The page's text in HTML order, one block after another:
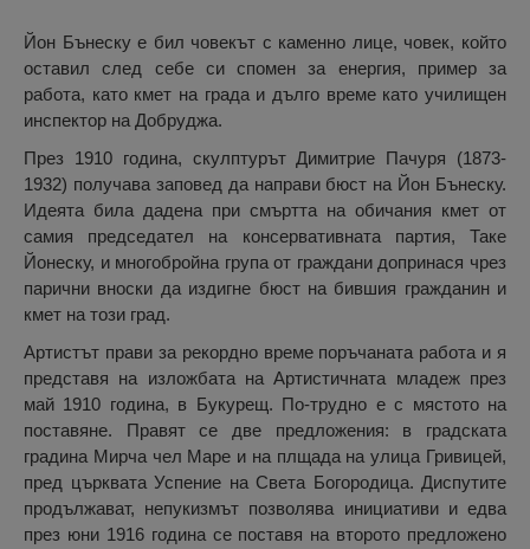
Йон Бънеску е бил човекът с каменно лице, човек, който
оставил след себе си спомен за енергия, пример за
работа, като кмет на града и дълго време като училищен
инспектор на Добруджа.
През 1910 година, скулптурът Димитрие Пачуря (1873-
1932) получава заповед да направи бюст на Йон Бънеску.
Идеята била дадена при смъртта на обичания кмет от
самия председател на консервативната партия, Таке
Йонеску, и многобройна група от граждани допринася чрез
парични вноски да издигне бюст на бившия гражданин и
кмет на този град.
Артистът прави за рекордно време поръчаната работа и я
представя на изложбата на Артистичната младеж през
май 1910 година, в Букурещ. По-трудно е с мястото на
поставяне. Правят се две предложения: в градската
градина Мирча чел Маре и на плщада на улица Гривицей,
пред църквата Успение на Света Богородица. Диспутите
продължават, непукизмът позволява инициативи и едва
през юни 1916 година се поставя на второто предложено